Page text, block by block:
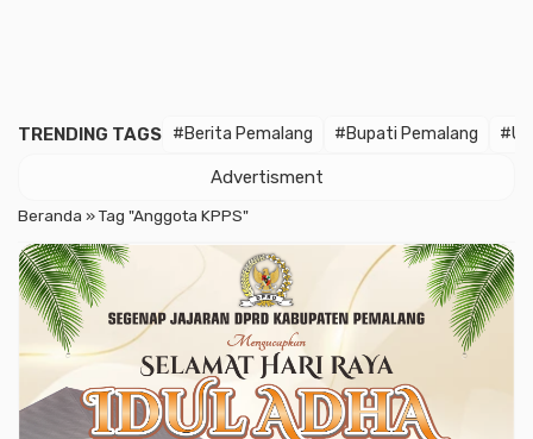
TRENDING TAGS #Berita Pemalang #Bupati Pemalang
Advertisment
Beranda »Tag "Anggota KPPS"